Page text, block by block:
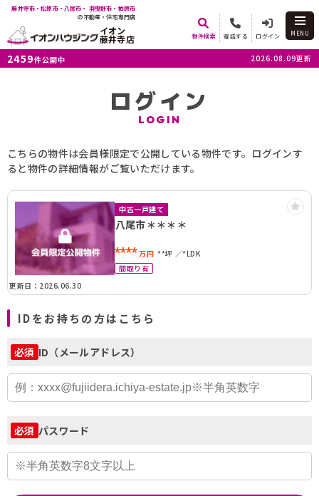
藤井寺市・松原市・八尾市・ 羽曳野市・柏原市
の不動産・住宅専門店
イオン
藤井寺店 物件検索 電話する ログイン MENU
2459件公開中 2026.08.09更新
ログイン
LOGIN
こちらの物件は会員様限定で公開している物件です。ログインす
ると物件の詳細情報がご覧いただけます。
中古一戸建て
八尾市＊＊＊＊
****万円 **坪
*LDK
間取り有
更新日：2026.06.30
IDをお持ちの方はこちら
必須 ID（メールアドレス）
必須 パスワード